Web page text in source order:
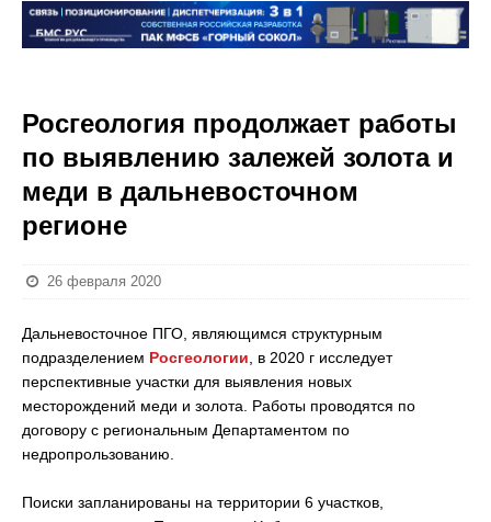
Росгеология продолжает работы
по выявлению залежей золота и
меди в дальневосточном
регионе
26 февраля 2020
Дальневосточное ПГО, являющимся структурным
подразделением Росгеологии , в 2020 г исследует
перспективные участки для выявления новых
месторождений меди и золота. Работы проводятся по
договору с региональным Департаментом по
недропрользованию.
Поиски запланированы на территории 6 участков,